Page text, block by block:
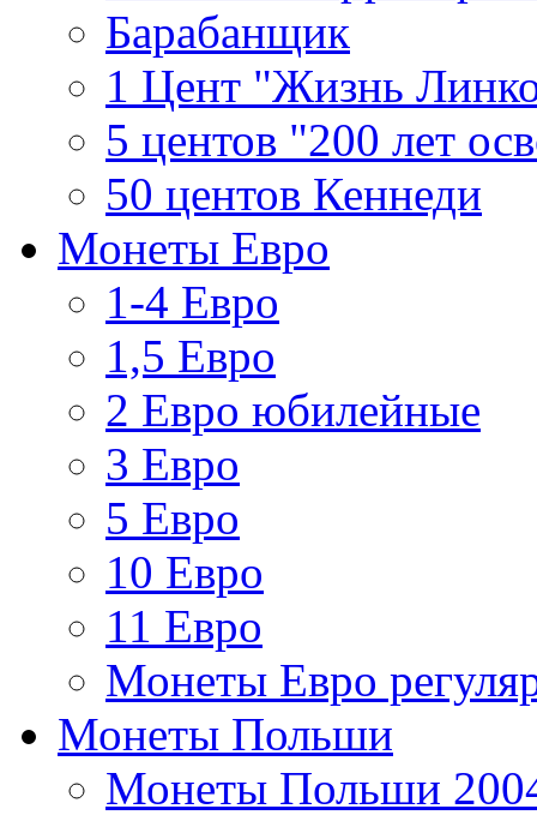
Барабанщик
1 Цент "Жизнь
5 центов "200 лет
50 центов Кеннеди
Монеты Евро
1-4 Евро
1,5 Евро
2 Евро юбилейные
3 Евро
5 Евро
10 Евро
11 Евро
Монеты Евро
Монеты Польши
Монеты Польши